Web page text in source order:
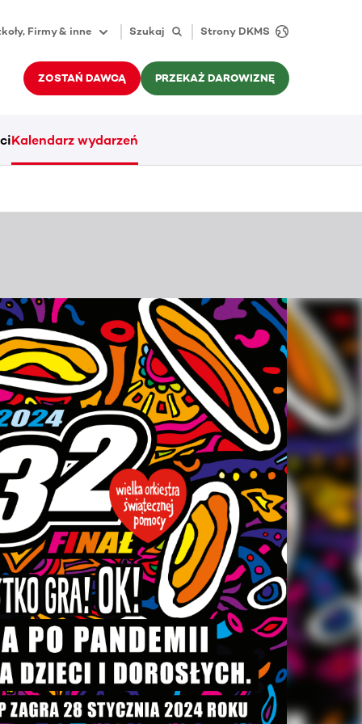
Firmy & inne Szukaj Strony DKMS
ZOSTAŃ DAWCĄ PRZEKAŻ DAROWIZNĘ
Kalendarz wydarzeń